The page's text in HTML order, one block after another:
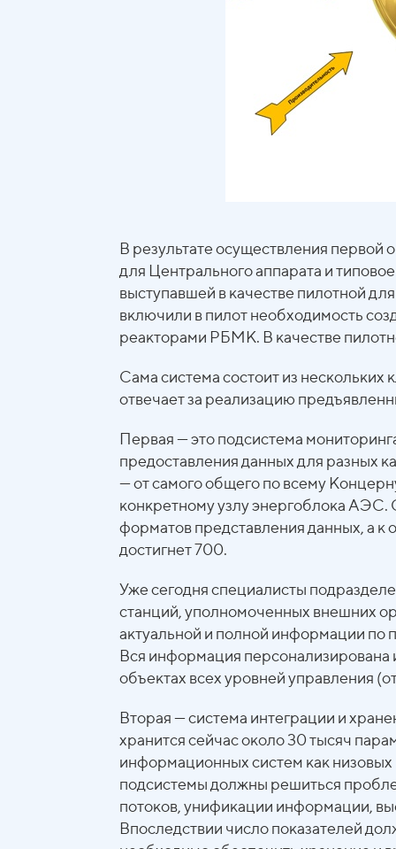
В результате осуществления
для Центрального аппарата и
выступавшей в качестве пилотной
включили в пилот необходимость
реакторами РБМК. В качестве
Сама система состоит из
отвечает за реализацию
Первая — это подсистема
предоставления данных для разных
— от самого общего по всему
конкретному узлу энергоблока АЭС.
форматов представления данных, а к
достигнет 700.
Уже сегодня специалисты
станций, уполномоченных внешних
актуальной и полной информации по
Вся информация персонализирована
объектах всех уровней управления
Вторая — система интеграции и
хранится сейчас около 30 тысяч
информационных систем как низовых
подсистемы должны решиться
потоков, унификации информации,
Впоследствии число показателей